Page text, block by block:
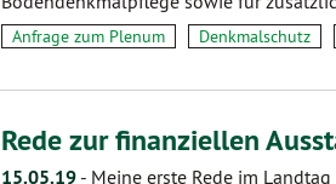
Anfrage zum Plenum Denkmalschutz
Rede zur finanziellen
15.05.19 - Meine erste Rede im